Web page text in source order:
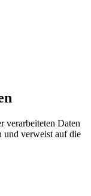
verarbeiteten Daten
und verweist auf die